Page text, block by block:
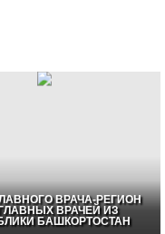
ВРАЧА-РЕГИОН
ВРАЧЕЙ ИЗ
БАШКОРТОСТАН